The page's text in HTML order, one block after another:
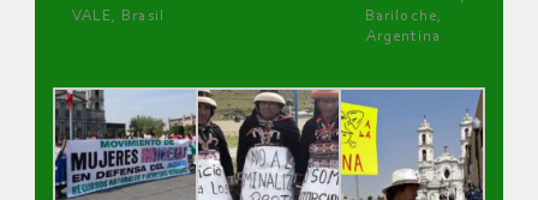
VALE, Brasil
Bariloche,
Argentina